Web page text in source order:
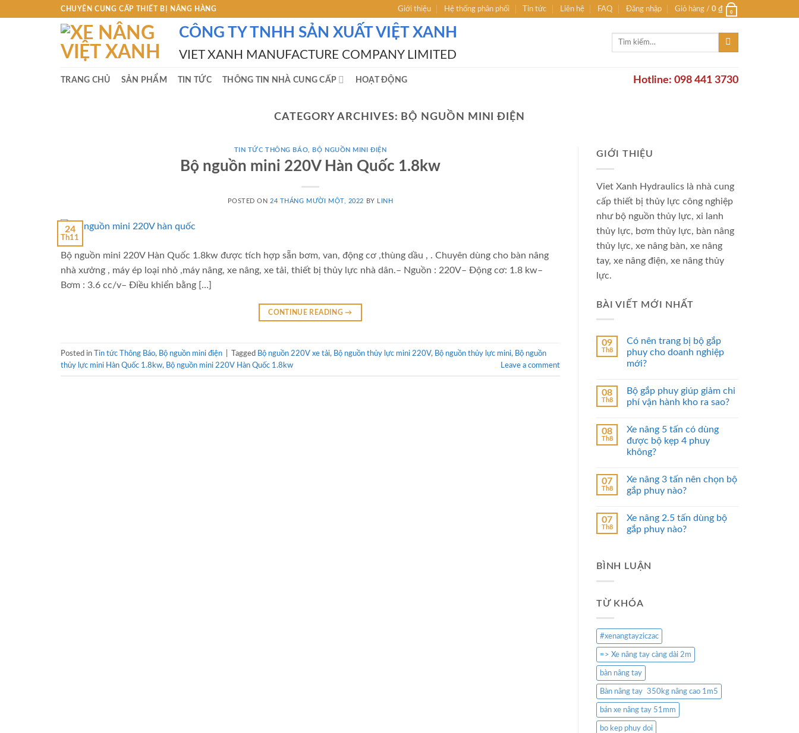
CHUYÊN CUNG CẤP THIẾT BỊ NÂNG HÀNG Giới thiệu Hệ thống phân phối Tin tức Liên hệ FAQ Đăng nhập Giỏ hàng / 0 ₫ 0
CÔNG TY TNHH SẢN XUẤT VIỆT XANH
VIET XANH MANUFACTURE COMPANY LIMITED
Tìm
TRANG CHỦ SẢN PHẨM TIN TỨC THÔNG TIN NHÀ CUNG CẤP HOẠT ĐỘNG Hotline: 098 441 3730
CATEGORY ARCHIVES: BỘ NGUỒN MINI ĐIỆN
TIN TỨC THÔNG BÁO BỘ NGUỒN MINI ĐIỆN
Bộ nguồn mini 220V Hàn Quốc 1.8kw
POSTED ON 24 THÁNG MƯỜI MỘT, 2022 BY LINH
24
Th11
Bộ nguồn mini 220V Hàn Quốc 1.8kw được tích hợp sẵn bơm, van, động cơ ,thùng dầu , . Chuyên dùng cho bàn nâng
nhà xưởng , máy ép loại nhỏ ,máy nâng, xe nâng, xe tải, thiết bị thủy lực nhà dân.– Nguồn : 220V– Động cơ: 1.8 kw–
Bơm : 3.6 cc/v– Điều khiển bằng […]
CONTINUE READING→
Posted in Tin tức Thông Báo, Bộ nguồn mini điện Tagged Bộ nguồn 220V xe tải, Bộ nguồn thủy lực mini 220V, Bộ nguồn thủy lực mini, Bộ nguồn
thủy lực mini Hàn Quốc 1.8kw, Bộ nguồn mini 220V Hàn Quốc 1.8kw Leave a comment
GIỚI THIỆU
Viet Xanh Hydraulics là nhà cung
cấp thiết bị thủy lực công nghiệp
như bộ nguồn thủy lực, xi lanh
thủy lực, bơm thủy lực, bàn nâng
thủy lực, xe nâng bàn, xe nâng
tay, xe nâng điện, xe nâng thủy
lực.
BÀI VIẾT MỚI NHẤT
09
Th8
Có nên trang bị bộ gắp
phuy cho doanh nghiệp
mới?
08
Th8
Bộ gắp phuy giúp giảm chi
phí vận hành kho ra sao?
08
Th8
Xe nâng 5 tấn có dùng
được bộ kẹp 4 phuy
không?
07
Th8
Xe nâng 3 tấn nên chọn bộ
gắp phuy nào?
07
Th8
Xe nâng 2.5 tấn dùng bộ
gắp phuy nào?
BÌNH LUẬN
TỪ KHÓA
#xenangtayziczac
=> Xe nâng tay càng dài 2m
bàn nâng tay
Bàn nâng tay 350kg nâng cao 1m5
bán xe nâng tay 51mm
bo kep phuy doi